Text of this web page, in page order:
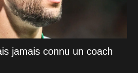
jamais connu un coach